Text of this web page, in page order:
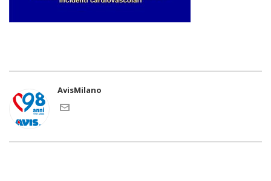
AvisMilano